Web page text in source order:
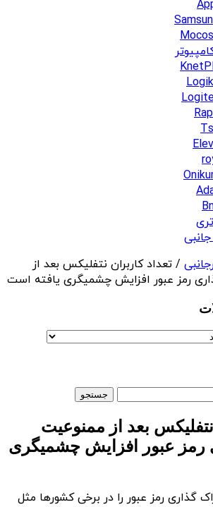
/ تعداد کاربران نتفلیکس بعد از
رمز عبور افزایش چشمیگری یافته است
نتفلیکس بعد از ممنوعیت
رمز عبور افزایش چشمیگری
گذاری رمز عبور را در برخی کشورها مثل